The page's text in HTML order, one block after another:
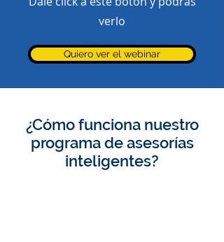
verlo
Quiero ver el webinar
¿Cómo funciona nuestro
programa de asesorías
inteligentes?